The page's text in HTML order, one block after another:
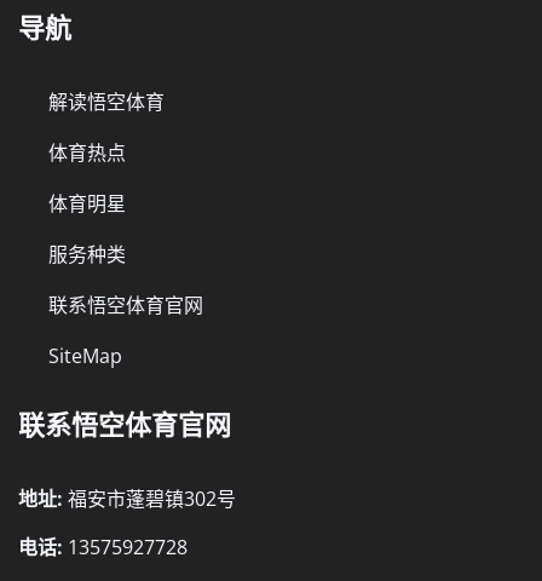
导航
解读悟空体育
体育热点
体育明星
服务种类
联系悟空体育官网
SiteMap
联系悟空体育官网
地址: 福安市蓬碧镇302号
电话: 13575927728